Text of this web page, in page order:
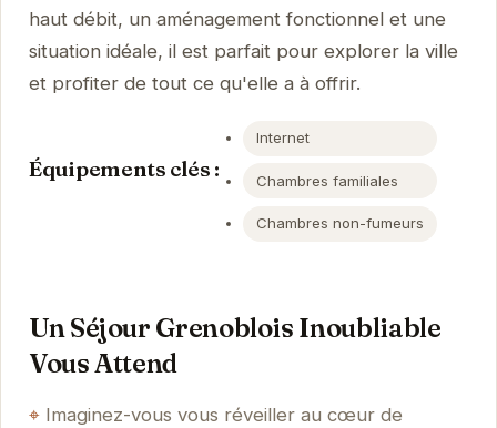
haut débit, un aménagement fonctionnel et une
situation idéale, il est parfait pour explorer la ville
et profiter de tout ce qu'elle a à offrir.
Équipements clés :
Internet
Chambres familiales
Chambres non-fumeurs
Un Séjour Grenoblois Inoubliable
Vous Attend
Imaginez-vous vous réveiller au cœur de